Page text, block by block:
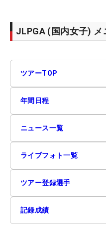
JLPGA (国内女子) メ
ツアーTOP
年間日程
ニュース一覧
ライブフォト一覧
ツアー登録選手
記録成績